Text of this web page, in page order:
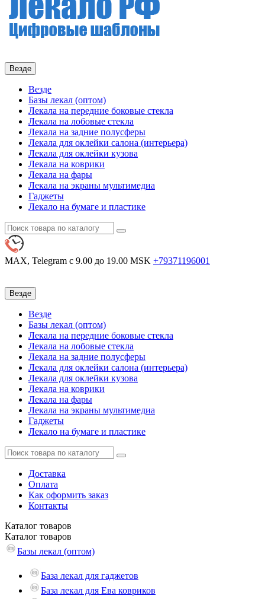
Везде
Везде
Базы лекал (оптом)
Лекала на передние боковые стекла
Лекала на лобовые стекла
Лекала на задние полусферы
Лекала для оклейки салона (интерьера)
Лекала для оклейки кузова
Лекала на коврики
Лекала на фары
Лекала на экраны мультимедиа
Гаджеты
Лекало на бумаге и пластике
MAX, Telegram с 9.00 до 19.00 MSK +79371196001
Везде
Везде
Базы лекал (оптом)
Лекала на передние боковые стекла
Лекала на лобовые стекла
Лекала на задние полусферы
Лекала для оклейки салона (интерьера)
Лекала для оклейки кузова
Лекала на коврики
Лекала на фары
Лекала на экраны мультимедиа
Гаджеты
Лекало на бумаге и пластике
Доставка
Оплата
Как оформить заказ
Контакты
Каталог товаров
Каталог товаров
Базы лекал (оптом)
База лекал для гаджетов
База лекал для Ева ковриков